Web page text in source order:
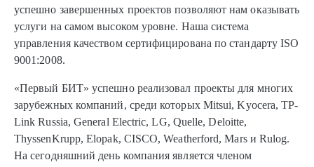
успешно завершенных проектов позволяют нам оказывать
услуги на самом высоком уровне. Наша система
управления качеством сертифицирована по стандарту ISO
9001:2008.
«Первый БИТ» успешно реализовал проекты для многих
зарубежных компаний, среди которых Mitsui, Kyocera, TP-
Link Russia, General Electric, LG, Quelle, Deloitte,
ThyssenKrupp, Elopak, CISCO, Weatherford, Mars и Rulog.
На сегодняшний день компания является членом